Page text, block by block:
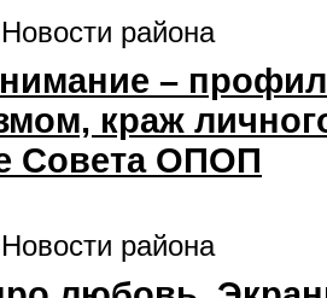
Новости района
–
краж
Совета ОПОП
Новости района